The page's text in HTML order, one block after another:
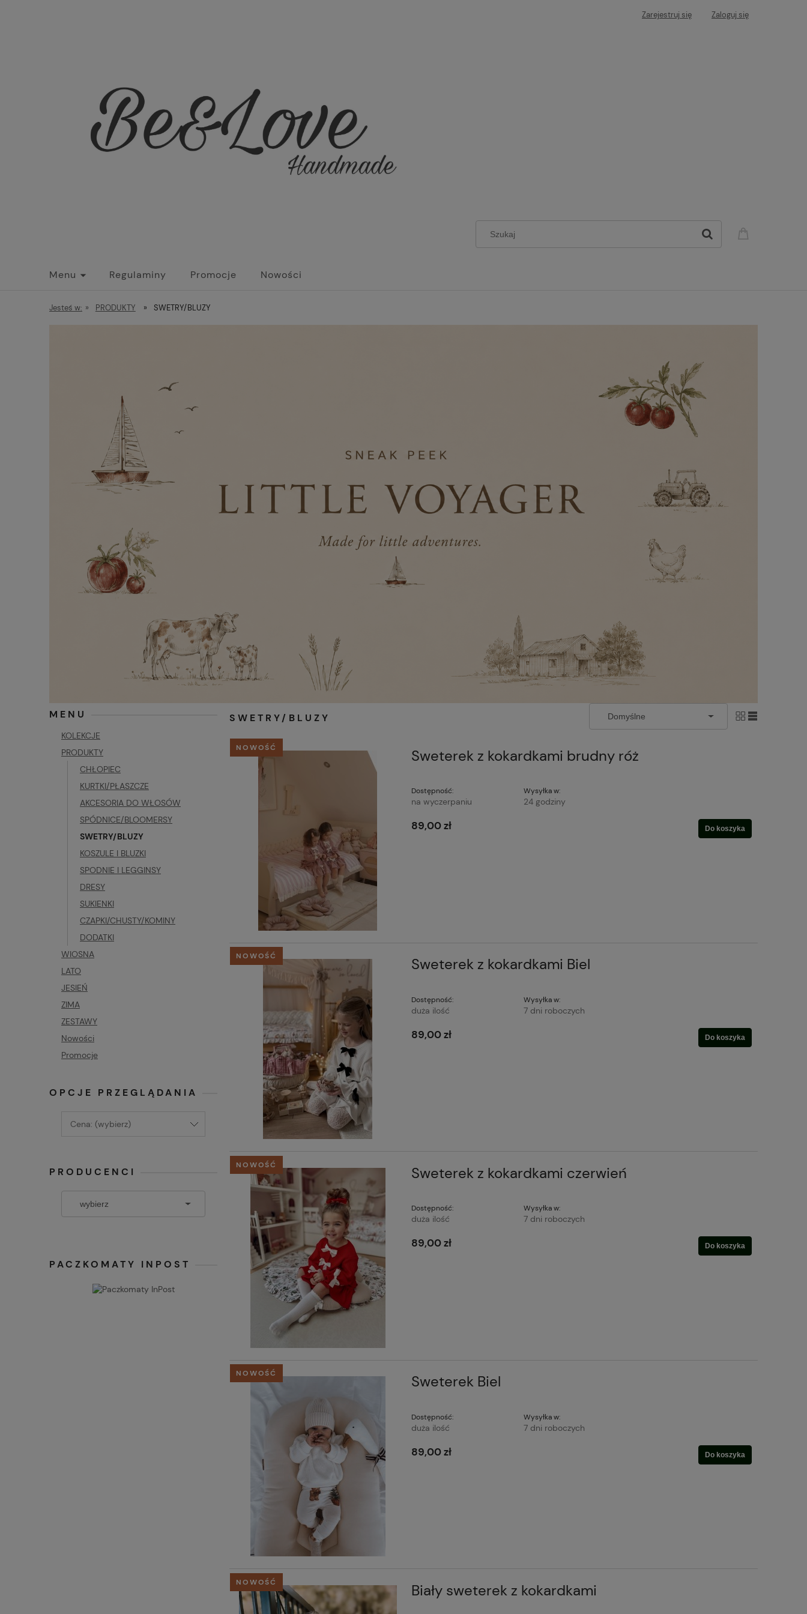
Zarejestruj się Zaloguj się
Menu Regulaminy Promocje Nowości
Jesteś w: » PRODUKTY » SWETRY/BLUZY
MENU
KOLEKCJE
PRODUKTY
CHŁOPIEC
KURTKI/PŁASZCZE
AKCESORIA DO WŁOSÓW
SPÓDNICE/BLOOMERSY
SWETRY/BLUZY
KOSZULE I BLUZKI
SPODNIE I LEGGINSY
DRESY
SUKIENKI
CZAPKI/CHUSTY/KOMINY
DODATKI
WIOSNA
LATO
JESIEŃ
ZIMA
ZESTAWY
Nowości
Promocje
OPCJE PRZEGLĄDANIA
Cena: (wybierz)
PRODUCENCI
PACZKOMATY INPOST
SWETRY/BLUZY
Sweterek z kokardkami brudny róż
Dostępność:
na wyczerpaniu
Wysyłka w:
24 godziny
89,00 zł Do koszyka
NOWOŚĆ
Sweterek z kokardkami Biel
Dostępność:
duża ilość
Wysyłka w:
7 dni roboczych
89,00 zł Do koszyka
NOWOŚĆ
Sweterek z kokardkami czerwień
Dostępność:
duża ilość
Wysyłka w:
7 dni roboczych
89,00 zł Do koszyka
NOWOŚĆ
Sweterek Biel
Dostępność:
duża ilość
Wysyłka w:
7 dni roboczych
89,00 zł Do koszyka
NOWOŚĆ
Biały sweterek z kokardkami
NOWOŚĆ